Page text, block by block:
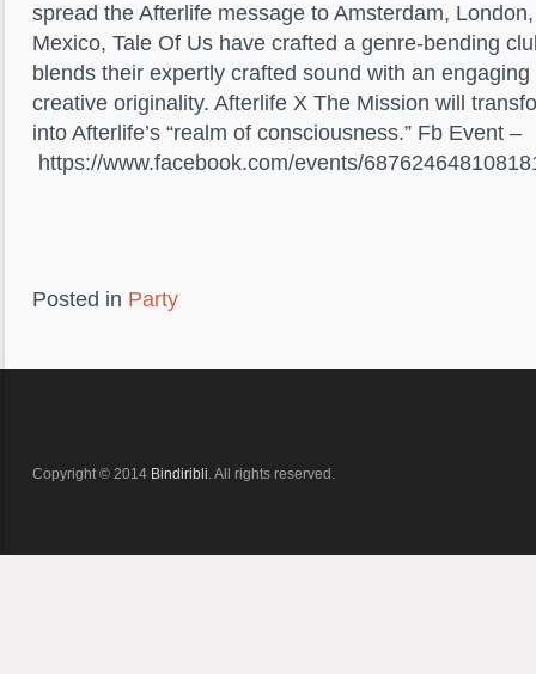
spread the Afterlife message to Amsterdam,
Mexico, Tale Of Us have crafted a genre-bending
blends their expertly crafted sound with an
creative originality. Afterlife X The Mission will
into Afterlife’s “realm of consciousness.” Fb Event –
https://www.facebook.com/events/
Posted in Party
Copyright © 2014 Bindiribli. All rights reserved.